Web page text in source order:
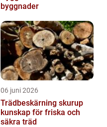
byggnader
06 juni 2026
Trädbeskärning skurup
kunskap för friska och
säkra träd